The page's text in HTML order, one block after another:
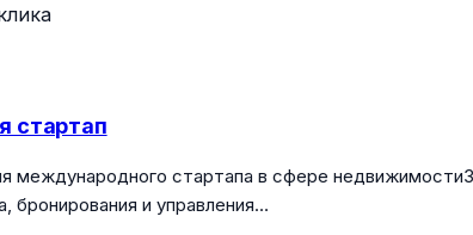
стартап
международного стартапа в сфере
и управления…